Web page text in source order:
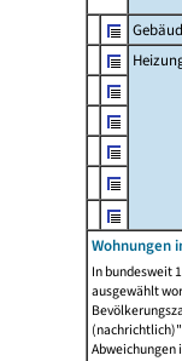
Wohnungen
In bundesweit
ausgewählt
Abweichungen